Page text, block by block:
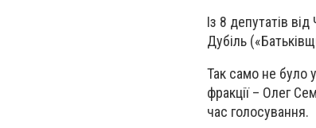
Із 8 депутатів
Дубіль
Так само не було
фракції – Олег
час голосування.